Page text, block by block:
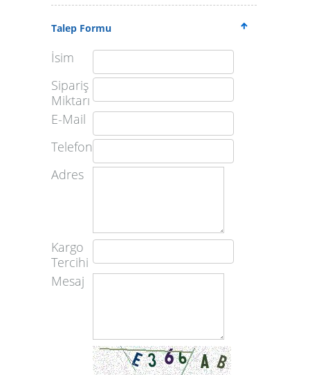
Talep Formu
İsim
Sipariş
Miktarı
E-Mail
Telefon
Adres
Kargo
Tercihi
Mesaj